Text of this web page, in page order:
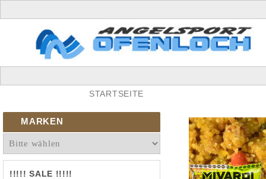
STARTSEITE
MARKEN
!!!!! SALE !!!!!